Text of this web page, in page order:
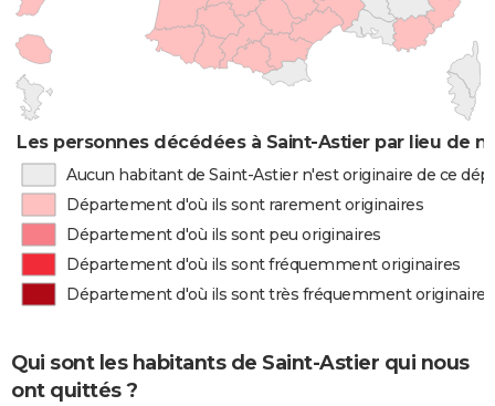
Les personnes décédées à Saint-Astier par lieu de
Aucun habitant de Saint-Astier n'est originaire de ce
Département d'où ils sont rarement originaires
Département d'où ils sont peu originaires
Département d'où ils sont fréquemment originaires
Département d'où ils sont très fréquemment originaires
Qui sont les habitants de Saint-Astier qui nous
ont quittés ?